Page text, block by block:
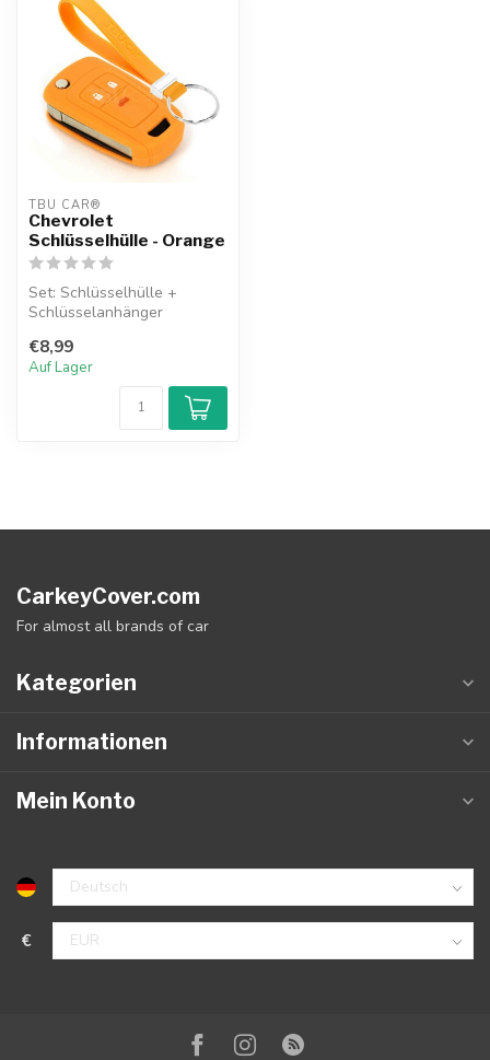
TBU CAR®
Chevrolet
Schlüsselhülle - Orange
Set: Schlüsselhülle +
Schlüsselanhänger
€8,99
Auf Lager
CarkeyCover.com
For almost all brands of car
Kategorien
Informationen
Mein Konto
€